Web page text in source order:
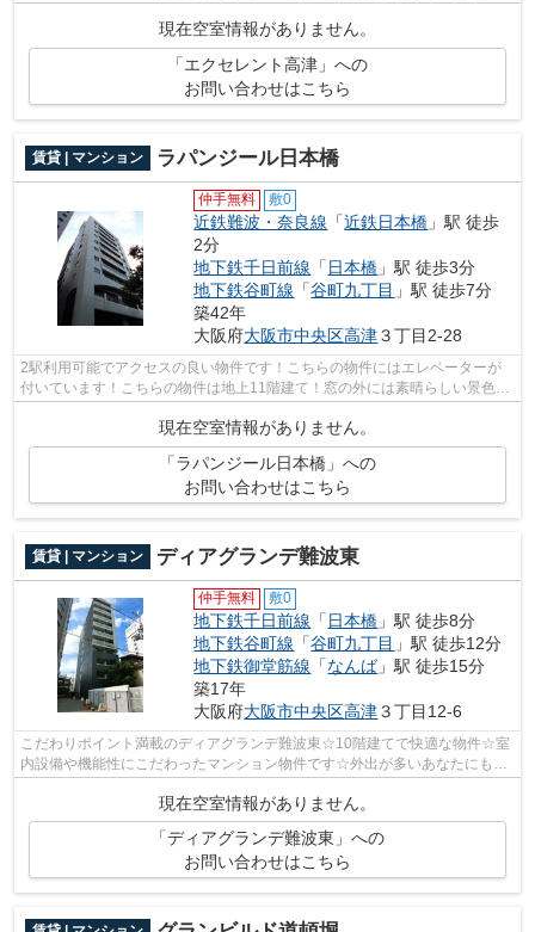
現在空室情報がありません。
「エクセレント高津」への
お問い合わせはこちら
賃貸 | マンション ラパンジール日本橋
仲手無料 敷0
近鉄難波・奈良線 「近鉄日本橋 」駅 徒歩
2分
地下鉄千日前線 「 日本橋 」駅 徒歩3分
地下鉄谷町線 「谷町九丁目 」駅 徒歩7分
築42年
大阪府大阪市中央区高津３丁目2-28
2駅利用可能でアクセスの良い物件です！こちらの物件にはエレベーターが
付いています！こちらの物件は地上11階建て！窓の外には素晴らしい景色が
現在空室情報がありません。
「ラパンジール日本橋」への
お問い合わせはこちら
賃貸 | マンション ディアグランデ難波東
仲手無料 敷0
地下鉄千日前線 「 日本橋 」駅 徒歩8分
地下鉄谷町線 「谷町九丁目 」駅 徒歩12分
地下鉄御堂筋線 「なんば」駅 徒歩15分
築17年
大阪府大阪市中央区高津３丁目12-6
こだわりポイント満載のディアグランデ難波東☆10階建てで快適な物件☆室
内設備や機能性にこだわったマンション物件です☆外出が多いあなたにもピ
ッタリ☆歩いても自転車に乗っても疲れな...
現在空室情報がありません。
「ディアグランデ難波東」への
お問い合わせはこちら